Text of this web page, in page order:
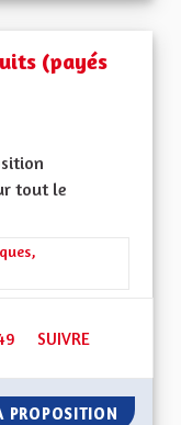
(payés
tout le
transitions
49 ABONNÉS
SUIVRE
PROPOSITION